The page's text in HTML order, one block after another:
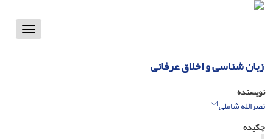
Toggle
زبان شناسی و اخلاق عرفانی
نویسنده
نصرالله شاملی
چکیده